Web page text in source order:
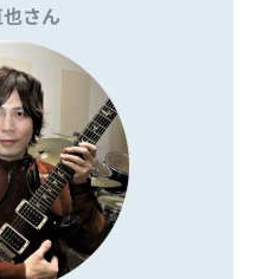
さん